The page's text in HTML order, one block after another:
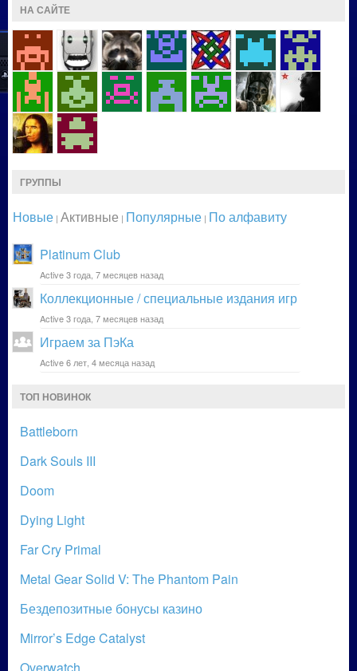
НА САЙТЕ
ГРУППЫ
Новые | Активные | Популярные | По алфавиту
Platinum Club
Active 3 года, 7 месяцев назад
Коллекционные / специальные издания игр
Active 3 года, 7 месяцев назад
Играем за ПэКа
Active 6 лет, 4 месяца назад
ТОП НОВИНОК
Battleborn
Dark Souls III
Doom
Dying Light
Far Cry Primal
Metal Gear Solid V: The Phantom Pain
Бездепозитные бонусы казино
Mirror’s Edge Catalyst